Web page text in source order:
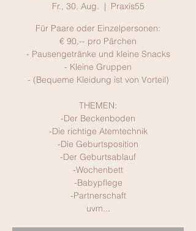
Fr., 30. Aug.
  |
Praxis55
Für Paare oder Einzelpersonen:
€ 90,-- pro Pärchen
- Pausengetränke und kleine Snacks
- Kleine Gruppen
- (Bequeme Kleidung ist von Vorteil)
THEMEN:
-Der Beckenboden
-Die richtige Atemtechnik
-Die Geburtsposition
-Der Geburtsablauf
-Wochenbett
-Babypflege
-Partnerschaft
uvm...